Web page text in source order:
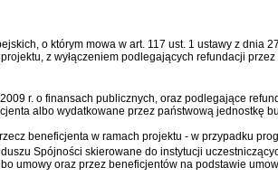
o którym mowa w art. 117 ust. 1 ustawy z dnia
z wyłączeniem podlegających refundacji
r. o finansach publicznych , oraz podlegające
albo wydatkowane przez państwową jednostkę
beneficjenta w ramach projektu - w przypadku
Spójności skierowane do instytucji
umowy oraz przez beneficjentów na podstawie